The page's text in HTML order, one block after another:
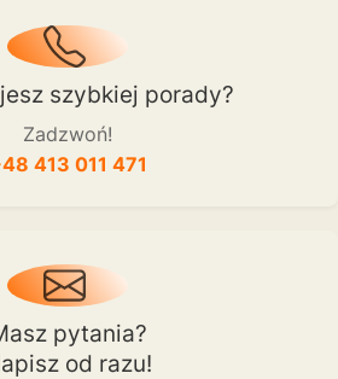
szybkiej porady?
Zadzwoń!
413 011 471
pytania?
od razu!